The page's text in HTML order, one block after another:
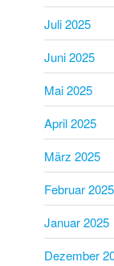
Juli 2025
Juni 2025
Mai 2025
April 2025
März 2025
Februar 2025
Januar 2025
Dezember